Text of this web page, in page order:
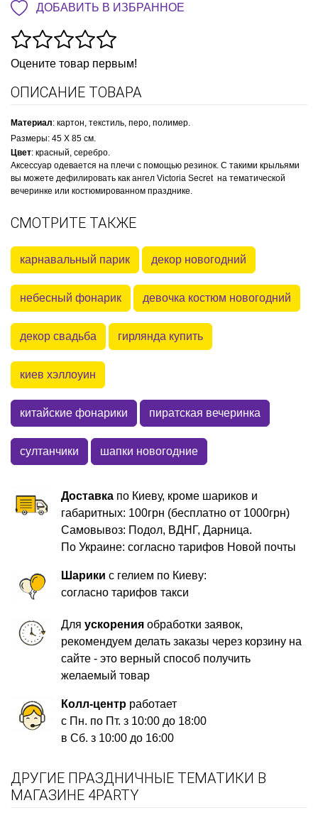
ДОБАВИТЬ В ИЗБРАННОЕ
Оцените товар первым!
ОПИСАНИЕ ТОВАРА
Материал: картон, текстиль, перо, полимер.
Размеры: 45 Х 85 см.
Цвет: красный, серебро.
Аксессуар одевается на плечи с помощью резинок. С такими крыльями
вы можете дефилировать как ангел Victoria Secret на тематической
вечеринке или костюмированном празднике.
СМОТРИТЕ ТАКЖЕ
карнавальный парик декор новогодний
небесный фонарик девочка костюм новогодний
декор свадьба гирлянда купить
киев хэллоуин
китайские фонарики пиратская вечеринка
султанчики шапки новогодние
Доставка по Киеву, кроме шариков и
габаритных: 100грн (бесплатно от 1000грн)
Самовывоз: Подол, ВДНГ, Дарница.
По Украине: согласно тарифов Новой почты
Шарики с гелием по Киеву:
согласно тарифов такси
Дляускорения обработки заявок,
рекомендуем делать заказы через корзину на
сайте - это верный способ получить
желаемый товар
Колл-центр работает
с Пн. по Пт. з 10:00 до 18:00
в Сб. з 10:00 до 16:00
ДРУГИЕ ПРАЗДНИЧНЫЕ ТЕМАТИКИ В
МАГАЗИНЕ 4PARTY